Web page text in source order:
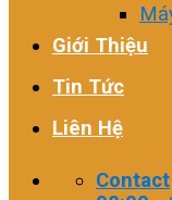
Giới Thiệu
Tin Tức
Liên Hệ
Contact